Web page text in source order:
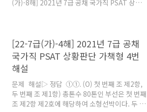
로 참여 가능하다. 따라서 휴가지원사업에 참여
(가)-8해] 2021년 7급 공채 국가직 PSAT 상황판
를 각각 검토해보면 다음과 같다. (1) 甲 : 간호사
甲은 병원 소속 의사가 아니고, 의료법인 근로자
에 해당하여 참여 가능하다. (2) 乙 : 노
topgemstone.co.kr
[22-7급(가)-4해] 2021년 7급 공채
국가직 PSAT 상황판단 가책형 4번
해설
문제 해설▷ 정답 ①①. (O) 첫 번째 조 제2항,
두 번째 조 제1항) 총톤수 80톤인 부선은 첫 번째
조 제2항 제2호에 해당하여 소형선박이다. 두 번